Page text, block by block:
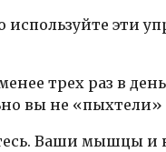
используйте эти
трех раз в
вы не «пыхтели»
Ваши мышцы и